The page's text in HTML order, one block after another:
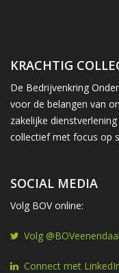
KRACHTIG
De Bedrijvenkring
voor de belangen van
zakelijke
collectief met focus op
SOCIAL MEDIA
Volg BOV online:
Volg @BOVeenendaal
Connect met